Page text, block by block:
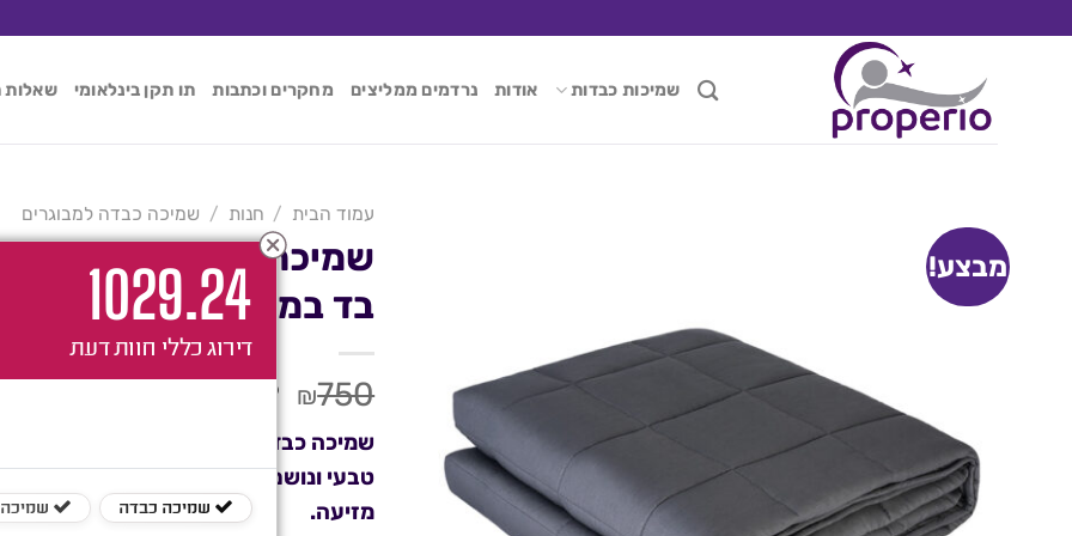
שמיכות כבדות אודות נרדמים ממליצים מחקרים וכתבות תו תקן בינלאומי שאלות
מבצע!
עמוד הבית / חנות / שמיכה כבדה למבוגרים
בד במבוק
₪750
המחיר
היה:
₪750.
559
המחיר
₪559.
שמיכה כבדה ליחיד 9 ק”ג –
טבעי ונושם, בצבע אפור, מומלץ למי
מזיעה.
9.24
דירוג כללי
102
חוות דעת